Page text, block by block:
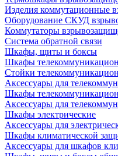
Изделия коммутационные
Оборудование СКУД
Коммутаторы
Система обратной связи
Шкафы, щиты и боксы
Шкафы
Стойки
Аксессуары для
Шкафы
Аксессуары для
Шкафы электрические
Аксессуары для
Шкафы климатической
Аксессуары для шкафов